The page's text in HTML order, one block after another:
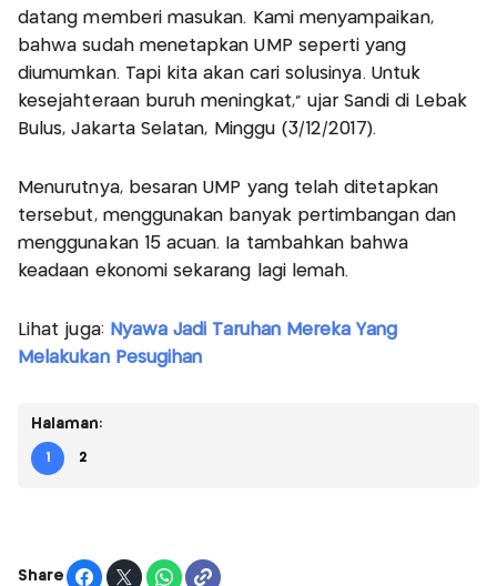
datang memberi masukan. Kami menyampaikan,
bahwa sudah menetapkan UMP seperti yang
diumumkan. Tapi kita akan cari solusinya. Untuk
kesejahteraan buruh meningkat," ujar Sandi di Lebak
Bulus, Jakarta Selatan, Minggu (3/12/2017).
Menurutnya, besaran UMP yang telah ditetapkan
tersebut, menggunakan banyak pertimbangan dan
menggunakan 15 acuan. Ia tambahkan bahwa
keadaan ekonomi sekarang lagi lemah.
Lihat juga: Nyawa Jadi Taruhan Mereka Yang
Melakukan Pesugihan
Halaman:
1 2
Share